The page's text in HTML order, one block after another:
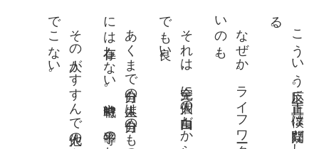
る
。
い
。
で
。
で
。